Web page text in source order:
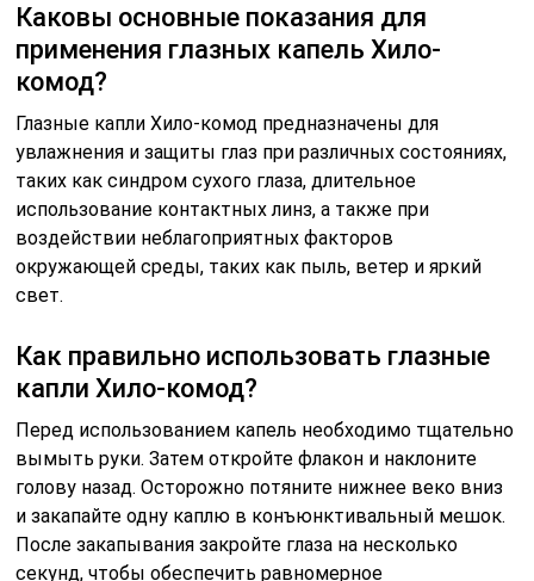
Каковы основные показания для
применения глазных капель Хило-
комод?
Глазные капли Хило-комод предназначены для
увлажнения и защиты глаз при различных состояниях,
таких как синдром сухого глаза, длительное
использование контактных линз, а также при
воздействии неблагоприятных факторов
окружающей среды, таких как пыль, ветер и яркий
свет.
Как правильно использовать глазные
капли Хило-комод?
Перед использованием капель необходимо тщательно
вымыть руки. Затем откройте флакон и наклоните
голову назад. Осторожно потяните нижнее веко вниз
и закапайте одну каплю в конъюнктивальный мешок.
После закапывания закройте глаза на несколько
секунд, чтобы обеспечить равномерное